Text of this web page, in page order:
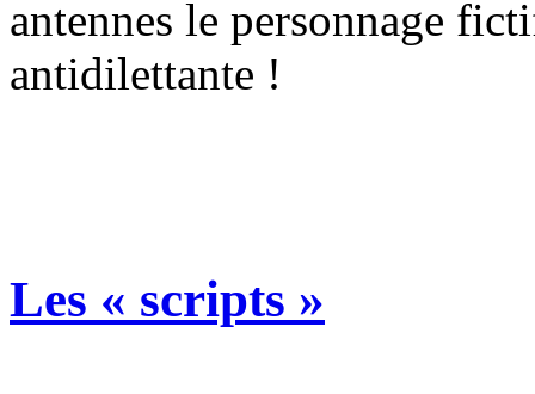
antennes le personnage
antidilettante !
Les « scripts »